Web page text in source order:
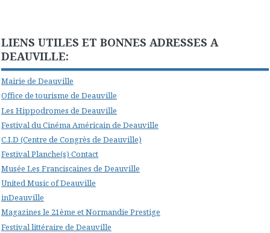
LIENS UTILES ET BONNES ADRESSES A
DEAUVILLE:
Mairie de Deauville
Office de tourisme de Deauville
Les Hippodromes de Deauville
Festival du Cinéma Américain de Deauville
C.I.D (Centre de Congrès de Deauville)
Festival Planche(s) Contact
Musée Les Franciscaines de Deauville
United Music of Deauville
inDeauville
Magazines le 21ème et Normandie Prestige
Festival littéraire de Deauville